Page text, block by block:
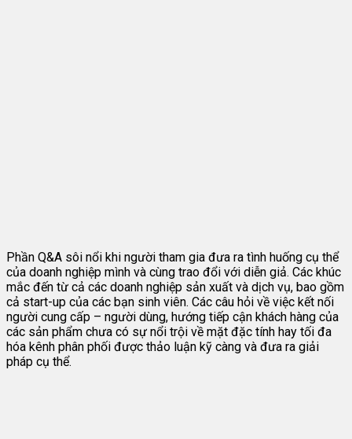
Phần Q&A sôi nổi khi người tham gia đưa ra tình huống cụ thể
của doanh nghiệp mình và cùng trao đổi với diễn giả. Các khúc
mắc đến từ cả các doanh nghiệp sản xuất và dịch vụ, bao gồm
cả start-up của các bạn sinh viên. Các câu hỏi về việc kết nối
người cung cấp – người dùng, hướng tiếp cận khách hàng của
các sản phẩm chưa có sự nổi trội về mặt đặc tính hay tối đa
hóa kênh phân phối được thảo luận kỹ càng và đưa ra giải
pháp cụ thể.